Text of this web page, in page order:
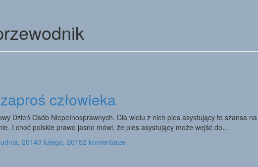
człowieka
Dzień Osób Niepełnosprawnych. Dla wielu z nich pies asystujący to szansa na
I choć polskie prawo jasno mówi, że pies asystujący może wejść do…
20143 lutego, 20152 komentarze